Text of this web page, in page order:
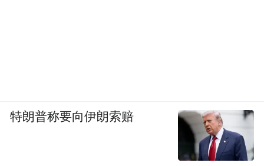
特朗普称要向伊朗索赔